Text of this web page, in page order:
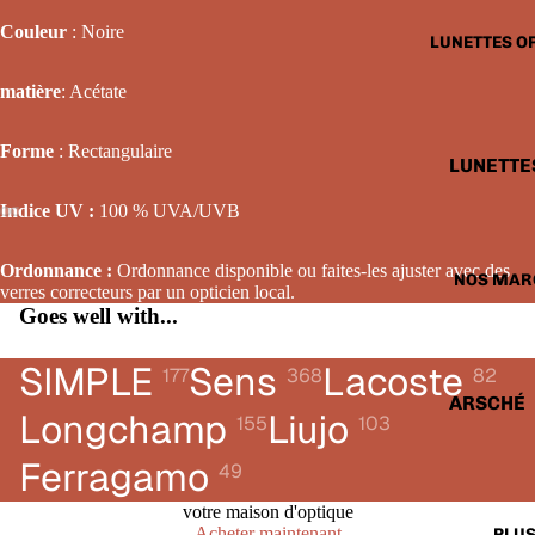
LUNETTES
NOS
ARSCHÉ
Couleur : Noire
matière: Acétate
Forme : Rectangulaire
Indice UV : 100 % UVA/UVB
Ordonnance : Ordonnance disponible ou faites-les ajuster avec des
verres correcteurs par un opticien local.
Goes well with...
SIMPLE 177Sens 368Lacoste 82
Longchamp 155Liujo 103
Ferragamo 49
votre maison d'optique